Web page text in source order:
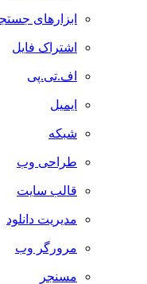
ابزارهای جستجو
اشتراک فایل
اف.تی.پی
ایمیل
شبکه
طراحی وب
قالب سایت
مدیریت دانلود
مرورگر وب
مسنجر